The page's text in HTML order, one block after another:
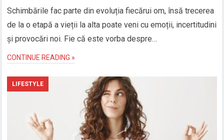
Schimbările fac parte din evoluția fiecărui om, însă trecerea
de la o etapă a vieții la alta poate veni cu emoții, incertitudini
și provocări noi. Fie că este vorba despre…
CONTINUE READING »
LIFESTYLE